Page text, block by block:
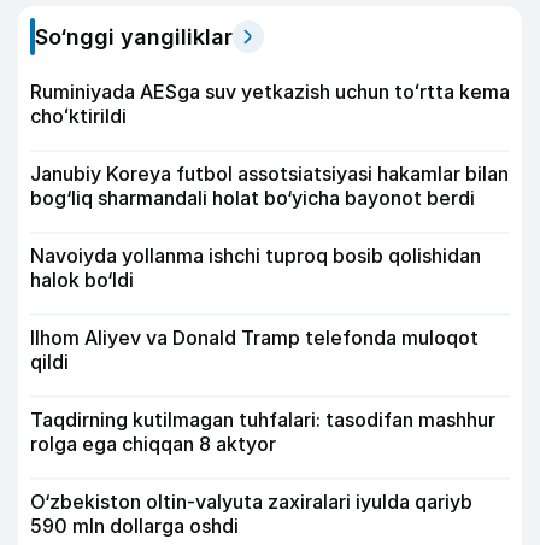
So‘nggi yangiliklar
Ruminiyada AESga suv yetkazish uchun toʻrtta kema
choʻktirildi
Janubiy Koreya futbol assotsiatsiyasi hakamlar bilan
bog‘liq sharmandali holat bo‘yicha bayonot berdi
Navoiyda yollanma ishchi tuproq bosib qolishidan
halok bo‘ldi
Ilhom Aliyev va Donald Tramp telefonda muloqot
qildi
Taqdirning kutilmagan tuhfalari: tasodifan mashhur
rolga ega chiqqan 8 aktyor
O‘zbekiston oltin-valyuta zaxiralari iyulda qariyb
590 mln dollarga oshdi